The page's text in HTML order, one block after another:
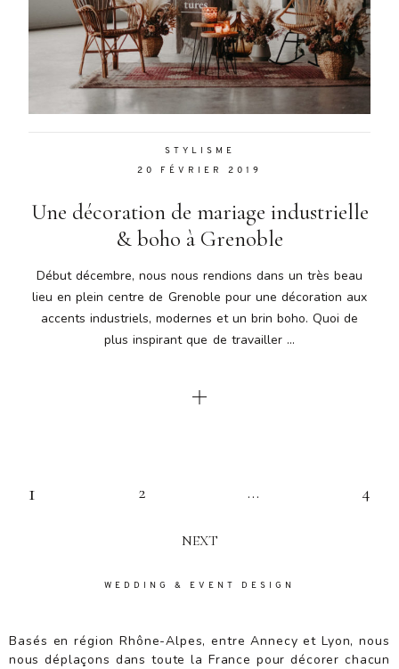
STYLISME
20 FÉVRIER 2019
Une décoration de mariage industrielle
& boho à Grenoble
Début décembre, nous nous rendions dans un très beau
lieu en plein centre de Grenoble pour une décoration aux
accents industriels, modernes et un brin boho. Quoi de
plus inspirant que de travailler ...
1 2 … 4
NEXT
WEDDING & EVENT DESIGN
Basés en région Rhône-Alpes, entre Annecy et Lyon, nous
nous déplaçons dans toute la France pour décorer chacun